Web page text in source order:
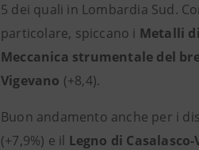
5 dei quali in Lombardia Sud.
particolare, spiccano i Metalli
Meccanica strumentale del
Vigevano (+8,4).
Buon andamento anche per i
(+7,9%) e il Legno di